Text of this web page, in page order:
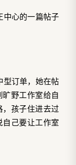
中心的一篇帖子
型订单，她在帖
野工作室给自
孩子住进去过
己要让工作室